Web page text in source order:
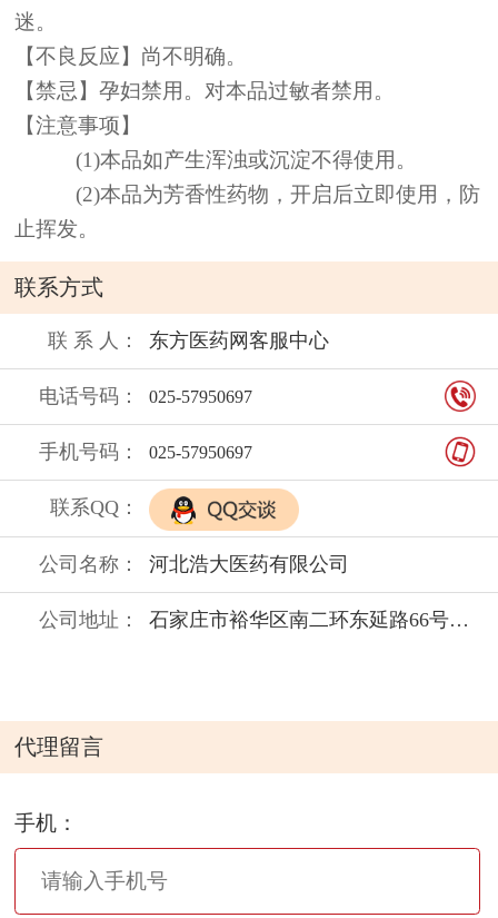
迷。
【不良反应】尚不明确。
【禁忌】孕妇禁用。对本品过敏者禁用。
【注意事项】
(1)本品如产生浑浊或沉淀不得使用。
(2)本品为芳香性药物，开启后立即使用，防
止挥发。
联系方式
联 系 人： 东方医药网客服中心
电话号码： 025-57950697
手机号码： 025-57950697
联系QQ：
公司名称： 河北浩大医药有限公司
公司地址： 石家庄市裕华区南二环东延路66号（西仰陵村南）
代理留言
手机：